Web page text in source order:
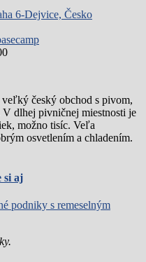
6-Dejvice, Česko
český obchod s pivom,
dlhej pivničnej miestnosti je
možno tisíc. Veľa
osvetlením a chladením.
si aj
podniky s remeselným